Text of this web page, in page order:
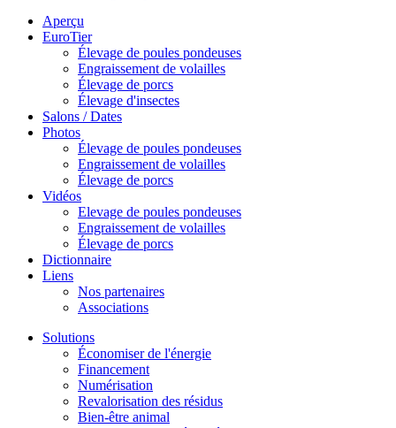
Aperçu
EuroTier
Élevage de poules pondeuses
Engraissement de volailles
Élevage de porcs
Élevage d'insectes
Salons / Dates
Photos
Élevage de poules pondeuses
Engraissement de volailles
Élevage de porcs
Vidéos
Elevage de poules pondeuses
Engraissement de volailles
Élevage de porcs
Dictionnaire
Liens
Nos partenaires
Associations
Solutions
Économiser de l'énergie
Financement
Numérisation
Revalorisation des résidus
Bien-être animal